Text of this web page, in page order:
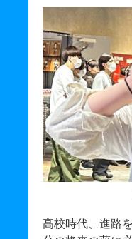
高校時代、進路